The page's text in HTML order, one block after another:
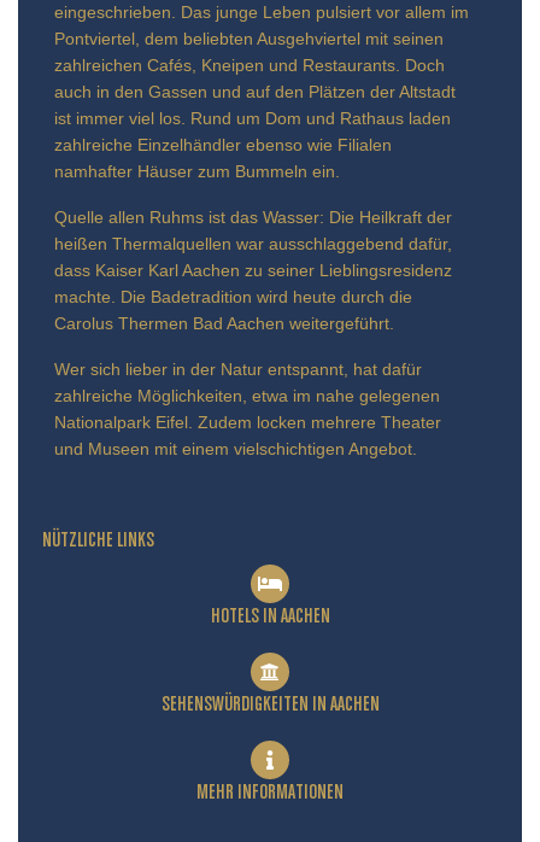
eingeschrieben. Das junge Leben pulsiert vor allem im
Pontviertel, dem beliebten Ausgehviertel mit seinen
zahlreichen Cafés, Kneipen und Restaurants. Doch
auch in den Gassen und auf den Plätzen der Altstadt
ist immer viel los. Rund um Dom und Rathaus laden
zahlreiche Einzelhändler ebenso wie Filialen
namhafter Häuser zum Bummeln ein.
Quelle allen Ruhms ist das Wasser: Die Heilkraft der
heißen Thermalquellen war ausschlaggebend dafür,
dass Kaiser Karl Aachen zu seiner Lieblingsresidenz
machte. Die Badetradition wird heute durch die
Carolus Thermen Bad Aachen weitergeführt.
Wer sich lieber in der Natur entspannt, hat dafür
zahlreiche Möglichkeiten, etwa im nahe gelegenen
Nationalpark Eifel. Zudem locken mehrere Theater
und Museen mit einem vielschichtigen Angebot.
NÜTZLICHE LINKS
HOTELS IN AACHEN
SEHENSWÜRDIGKEITEN IN AACHEN
MEHR INFORMATIONEN